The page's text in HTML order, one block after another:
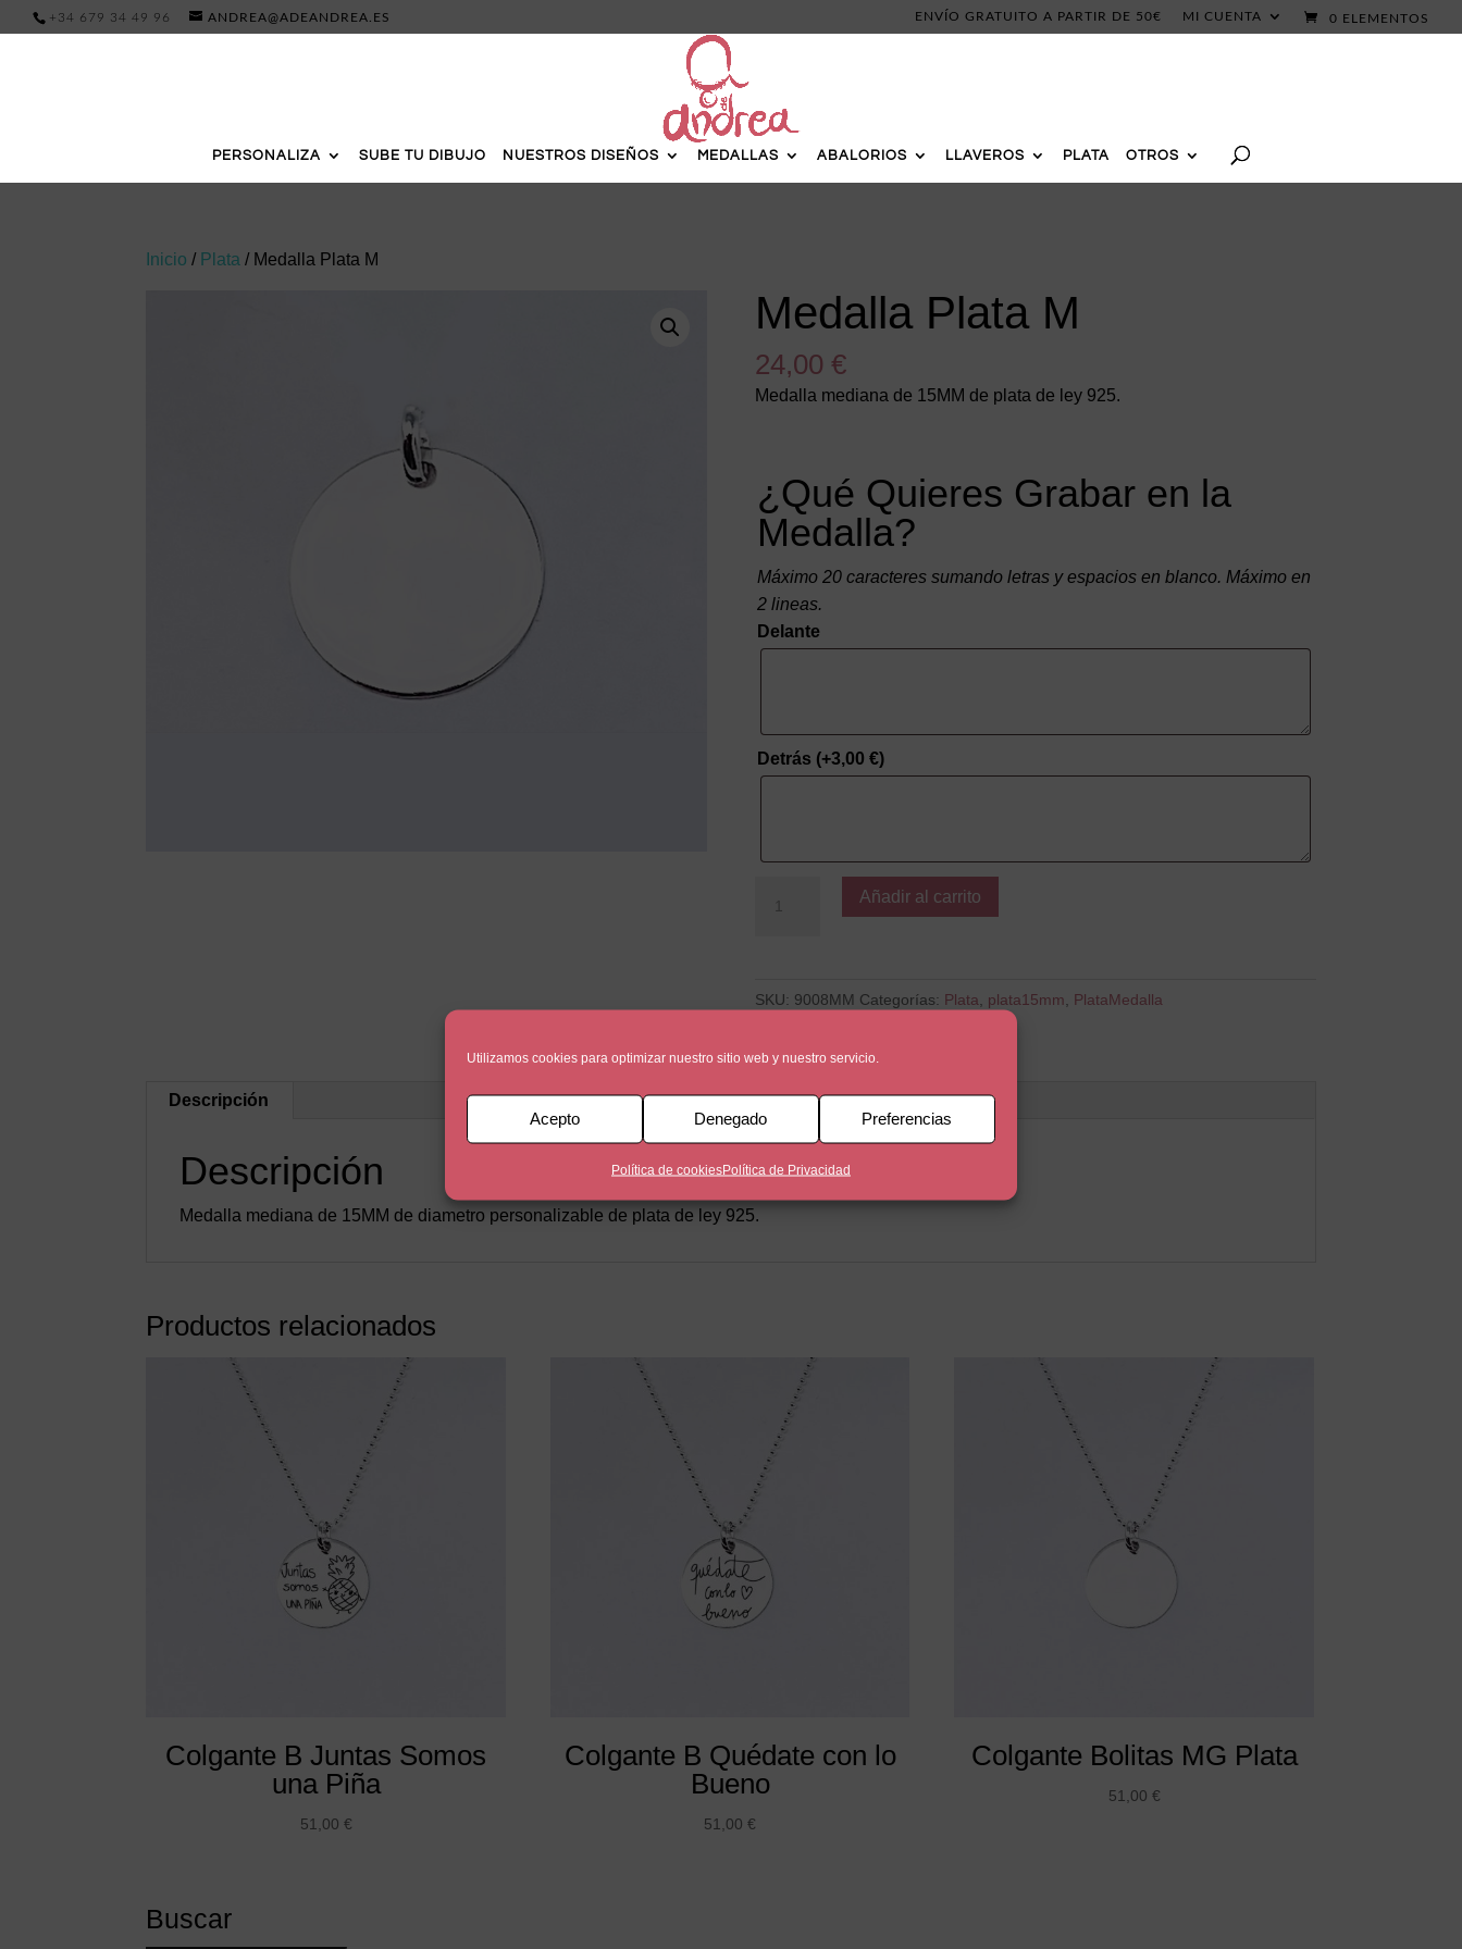
Utilizamos cookies para optimizar nuestro sitio web y nuestro servicio.
Acepto Denegado Preferencias
Política de cookiesPolítica de Privacidad
+34 679 34 49 96 ANDREA@ADEANDREA.ES ENVÍO GRATUITO A PARTIR DE 50€ MI CUENTA 0 ELEMENTOS
PERSONALIZA SUBE TU DIBUJO NUESTROS DISEÑOS MEDALLAS ABALORIOS LLAVEROS PLATA OTROS
Inicio / Plata / Medalla Plata M
Medalla Plata M
24,00 €
Medalla mediana de 15MM de plata de ley 925.
¿Qué Quieres Grabar en la
Medalla?
Máximo 20 caracteres sumando letras y espacios en blanco. Máximo en
2 lineas.
Delante
Detrás (+3,00 €)
Plata
Añadir al carrito
SKU: 9008MM Categorías: Plata plata15mm PlataMedalla
Descripción
Descripción
Medalla mediana de 15MM de diametro personalizable de plata de ley 925.
Productos relacionados
Colgante B Juntas Somos
una Piña
51,00 €
Colgante B Quédate con lo
Bueno
51,00€
Colgante Bolitas MG Plata
51,00 €
Buscar